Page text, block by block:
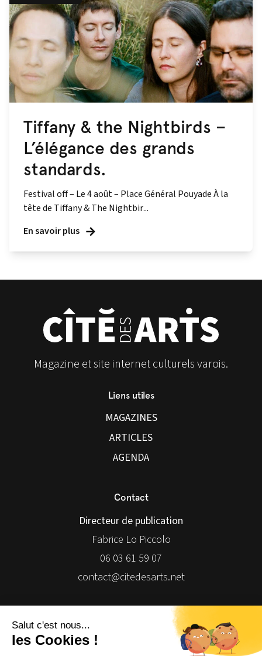
Tiffany & the Nightbirds –
L’élégance des grands
standards.
Festival off – Le 4 août – Place Général Pouyade À la
tête de Tiffany & The Nightbir...
En savoir plus
Magazine et site internet culturels varois.
Liens utiles
MAGAZINES
ARTICLES
AGENDA
Contact
Directeur de publication
Fabrice Lo Piccolo
06 03 61 59 07
contact@citedesarts.net